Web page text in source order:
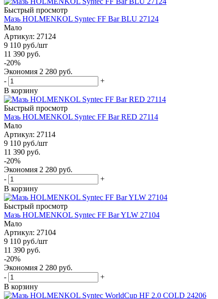
Быстрый просмотр
Мазь HOLMENKOL Syntec FF Bar BLU 27124
Мало
Артикул: 27124
9 110 руб./шт
11 390 руб.
-20%
Экономия 2 280 руб.
-
+
В корзину
Быстрый просмотр
Мазь HOLMENKOL Syntec FF Bar RED 27114
Мало
Артикул: 27114
9 110 руб./шт
11 390 руб.
-20%
Экономия 2 280 руб.
-
+
В корзину
Быстрый просмотр
Мазь HOLMENKOL Syntec FF Bar YLW 27104
Мало
Артикул: 27104
9 110 руб./шт
11 390 руб.
-20%
Экономия 2 280 руб.
-
+
В корзину